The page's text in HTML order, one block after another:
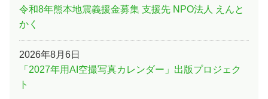
令和8年熊本地震義援金募集 支援先 NPO法人 えんと
かく
2026年8月6日
「2027年用AI空撮写真カレンダー」出版プロジェク
ト